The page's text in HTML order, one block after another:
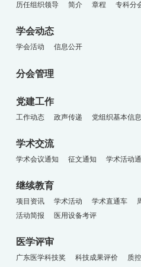
历任组织领导 简介 章程 专科分
学会动态
学会活动 信息公开
分会管理
党建工作
工作动态 政声传递 党组织基本信息
学术交流
学术会议通知 征文通知 学术活动
继续教育
项目资讯 学术活动 学术直通车
活动简报
医用设备考评
医学评审
广东医学科技奖 科技成果评价 质